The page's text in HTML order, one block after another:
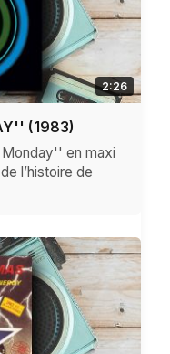
2:26
(1983)
Monday'' en maxi
l’histoire de